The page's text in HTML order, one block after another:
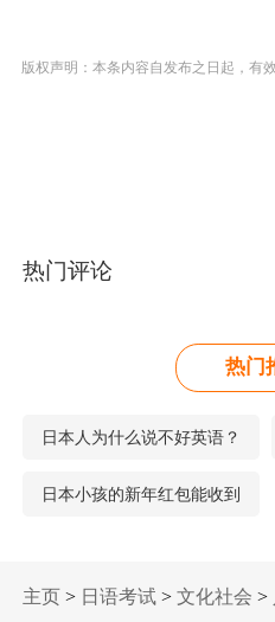
版权声明：本条内容自发布之日起，有
真实性负责。 如您认为本网站刊载作品
箱fawu@gaodun.com，电话：021-
热门评论
热门
日本人为什么说不好英语？
日本小孩的新年红包能收到
主页 > 日语考试 >文化社会 >